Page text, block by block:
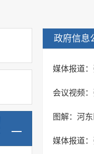
政府信息
媒体报道
会议视频
图解：河
媒体报道